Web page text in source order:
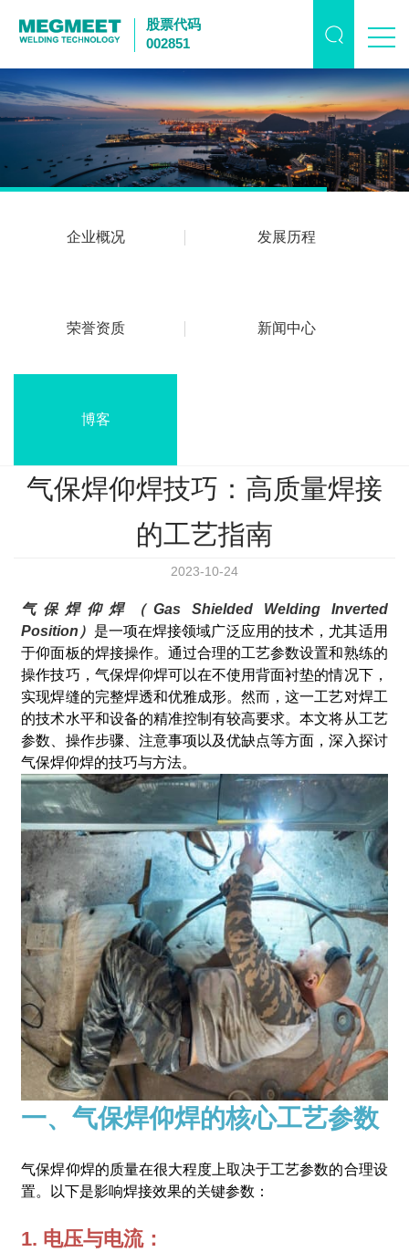
股票代码
002851
企业概况 发展历程
荣誉资质 新闻中心
博客
气保焊仰焊技巧：高质量焊接
的工艺指南
2023-10-24
气保焊仰焊（Gas Shielded Welding Inverted
Position） 是一项在焊接领域广泛应用的技术，尤其适用
于仰面板的焊接操作。通过合理的工艺参数设置和熟练的
操作技巧，气保焊仰焊可以在不使用背面衬垫的情况下，
实现焊缝的完整焊透和优雅成形。然而，这一工艺对焊工
的技术水平和设备的精准控制有较高要求。本文将从工艺
参数、操作步骤、注意事项以及优缺点等方面，深入探讨
气保焊仰焊的技巧与方法。
一、气保焊仰焊的核心工艺参数
气保焊仰焊的质量在很大程度上取决于工艺参数的合理设
置。以下是影响焊接效果的关键参数：
1. 电压与电流：